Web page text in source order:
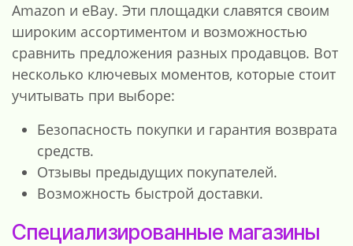
Amazon и eBay. Эти площадки славятся своим
широким ассортиментом и возможностью
сравнить предложения разных продавцов. Вот
несколько ключевых моментов, которые стоит
учитывать при выборе:
Безопасность покупки и гарантия возврата
средств.
Отзывы предыдущих покупателей.
Возможность быстрой доставки.
Специализированные магазины